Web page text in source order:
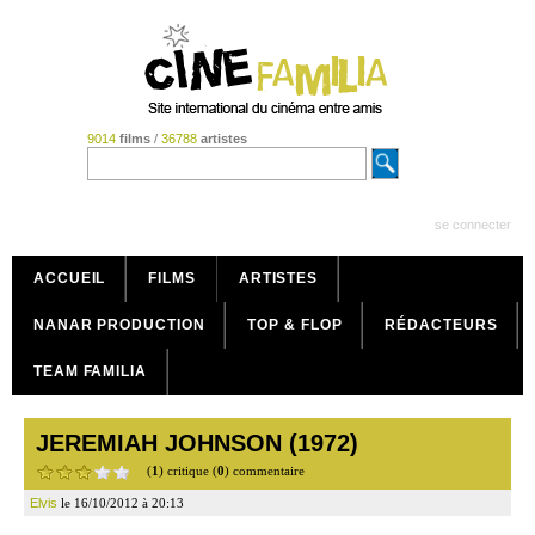
9014 films/ 36788 artistes
se connecter
ACCUEIL FILMS ARTISTES
NANAR PRODUCTION TOP & FLOP RÉDACTEURS
TEAM FAMILIA
JEREMIAH JOHNSON (1972)
(1) critique (0) commentaire
Elvis le 16/10/2012 à 20:13